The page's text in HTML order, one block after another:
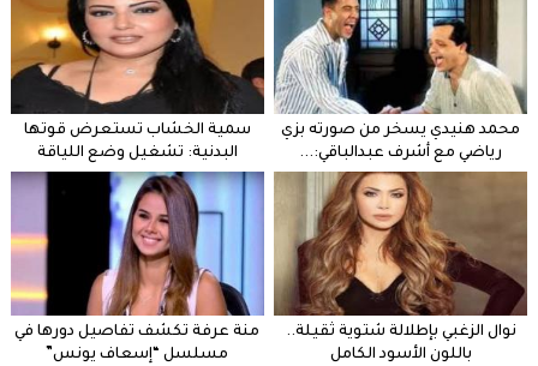
محمد هنيدي يسخر من صورته بزي
رياضي مع أشرف عبدالباقي:...
سمية الخشاب تستعرض قوتها
البدنية: تشغيل وضع اللياقة
نوال الزغبي بإطلالة شتوية ثقيلة..
باللون الأسود الكامل
منة عرفة تكشف تفاصيل دورها في
مسلسل “إسعاف يونس”